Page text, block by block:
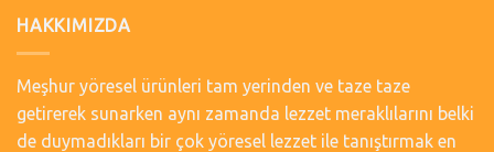
HAKKIMIZDA
Meşhur yöresel ürünleri tam yerinden ve taze taze
getirerek sunarken aynı zamanda lezzet meraklılarını belki
de duymadıkları bir çok yöresel lezzet ile tanıştırmak en